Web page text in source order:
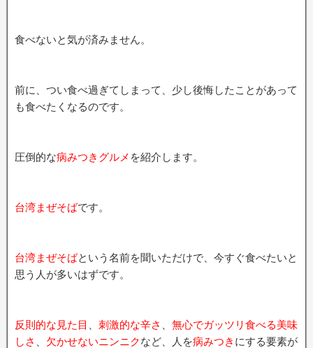
食べないと気が済みません。
前に、つい食べ過ぎてしまって、少し後悔したことがあって
も食べたくなるのです。
圧倒的な病みつきグルメ を紹介します。
台湾まぜそばです。
台湾まぜそばという名前を聞いただけで、今すぐ食べたいと
思う人が多いはずです。
反則的な見た目 刺激的な辛さ
無心でガッツリ食べる美味
しさ
欠かせないニンニクなど、人を病みつき にする要素が